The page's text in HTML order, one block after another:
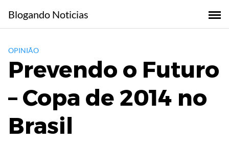
content
Blogando Noticias
OPINIÃO
Prevendo o Futuro
– Copa de 2014 no
Brasil